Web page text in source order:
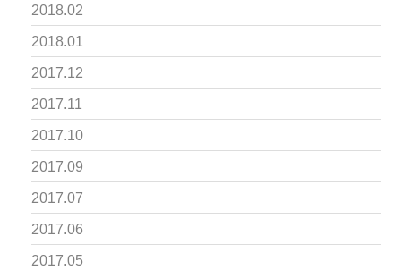
2018.02
2018.01
2017.12
2017.11
2017.10
2017.09
2017.07
2017.06
2017.05